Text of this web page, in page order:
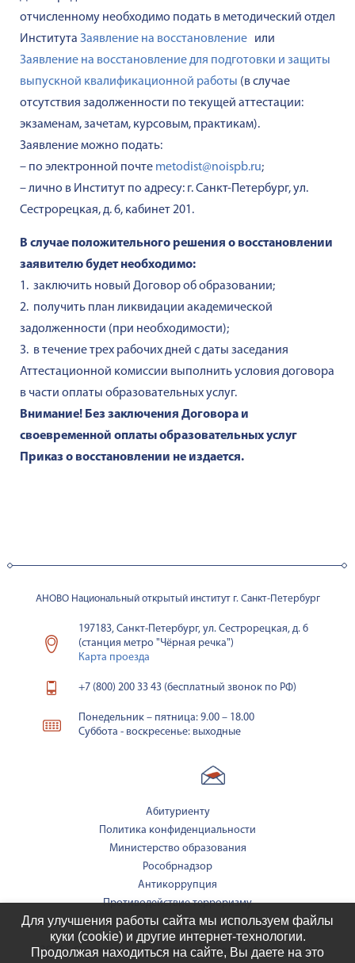
отчисленному необходимо подать в методический отдел
Института Заявление на восстановление
или
Заявление на восстановление для подготовки и защиты
выпускной квалификационной работы (в случае
отсутствия задолженности по текущей аттестации:
экзаменам, зачетам, курсовым, практикам).
Заявление можно подать:
– по электронной почте metodist@noispb.ru;
– лично в Институт по адресу: г. Санкт-Петербург, ул.
Сестрорецкая, д. 6, кабинет 201.
В случае положительного решения о восстановлении
заявителю будет необходимо:
1. заключить новый Договор об образовании;
2. получить план ликвидации академической
задолженности (при необходимости);
3. в течение трех рабочих дней с даты заседания
Аттестационной комиссии выполнить условия договора
в части оплаты образовательных услуг.
Внимание! Без заключения Договора и
своевременной оплаты образовательных услуг
Приказ о восстановлении не издается.
АНОВО Национальный открытый институт г. Санкт-Петербург
197183, Санкт-Петербург, ул. Сестрорецкая, д. 6
(станция метро "Чёрная речка")
Карта проезда
+7 (800) 200 33 43 (бесплатный звонок по РФ)
Понедельник – пятница: 9.00 – 18.00
Суббота - воскресенье: выходные
Абитуриенту
Политика конфиденциальности
Министерство образования
Рособрнадзор
Антикоррупция
Противодействие терроризму
2026 Сайт является средством массовой информации. 0+
Для улучшения работы сайта мы используем файлы
куки (cookie) и другие интернет-технологии.
Продолжая находиться на сайте, Вы даете на это